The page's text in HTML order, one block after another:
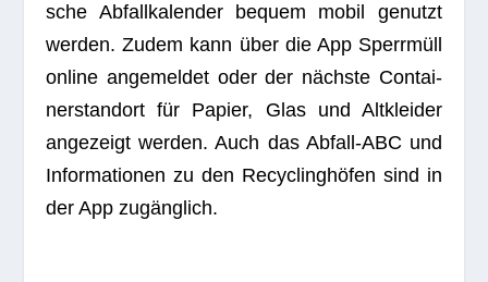
sche Abfall­ka­len­der bequem mobil genutzt
wer­den. Zudem kann über die App Sperr­müll
online ange­mel­det oder der nächste Con­tai­
ner­stand­ort für Papier, Glas und Alt­klei­der
ange­zeigt wer­den. Auch das Abfall-ABC und
Infor­ma­tio­nen zu den Recy­cling­hö­fen sind in
der App zugänglich.